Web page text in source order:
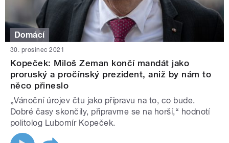
Domácí
30. prosinec 2021
Kopeček: Miloš Zeman končí mandát jako
proruský a pročínský prezident, aniž by nám to
něco přineslo
„Vánoční úrojev čtu jako přípravu na to, co bude.
Dobré časy skončily, připravme se na horší,“ hodnotí
politolog Lubomír Kopeček.